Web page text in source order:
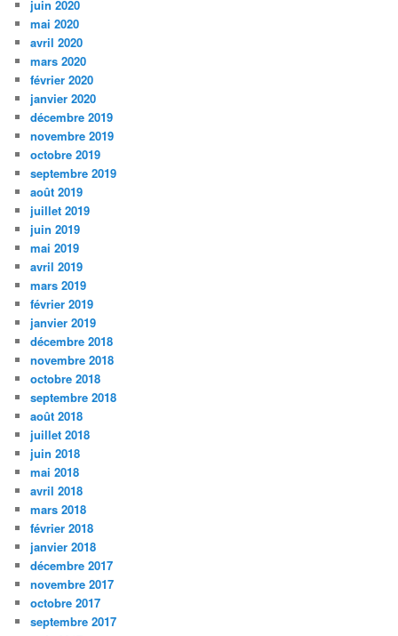
juin 2020
mai 2020
avril 2020
mars 2020
février 2020
janvier 2020
décembre 2019
novembre 2019
octobre 2019
septembre 2019
août 2019
juillet 2019
juin 2019
mai 2019
avril 2019
mars 2019
février 2019
janvier 2019
décembre 2018
novembre 2018
octobre 2018
septembre 2018
août 2018
juillet 2018
juin 2018
mai 2018
avril 2018
mars 2018
février 2018
janvier 2018
décembre 2017
novembre 2017
octobre 2017
septembre 2017